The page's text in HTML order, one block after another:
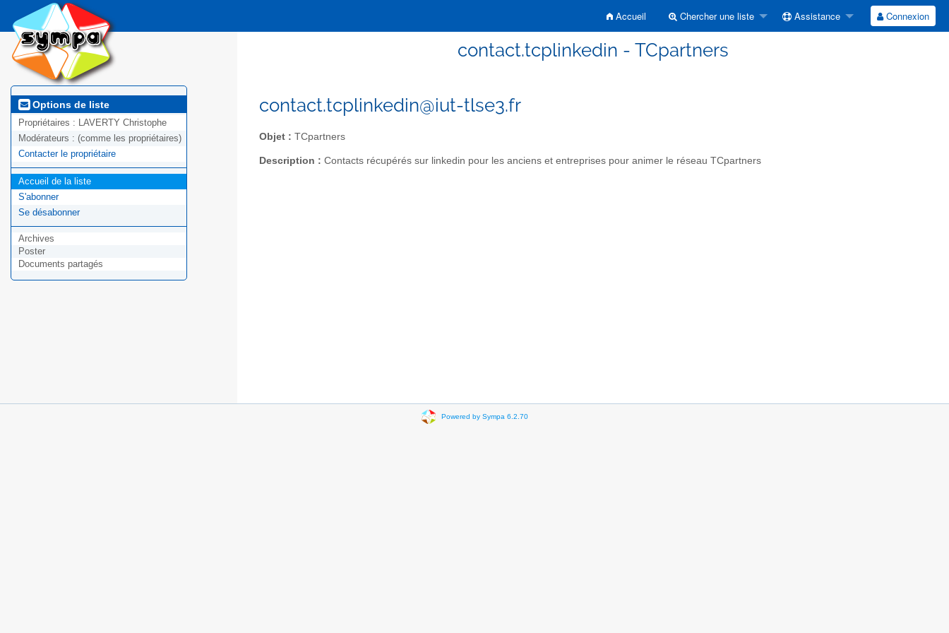
Accueil Chercher une liste Assistance Connexion
contact.tcplinkedin - TCpartners
Options de liste
Propriétaires : LAVERTY Christophe
Modérateurs : (comme les propriétaires)
Contacter le propriétaire
Accueil de la liste
S'abonner
Se désabonner
Archives
Poster
Documents partagés
contact.tcplinkedin@iut-tlse3.fr
Objet : TCpartners
Description : Contacts récupérés sur linkedin pour les anciens et entreprises pour animer le réseau TCpartners
Powered by Sympa 6.2.70